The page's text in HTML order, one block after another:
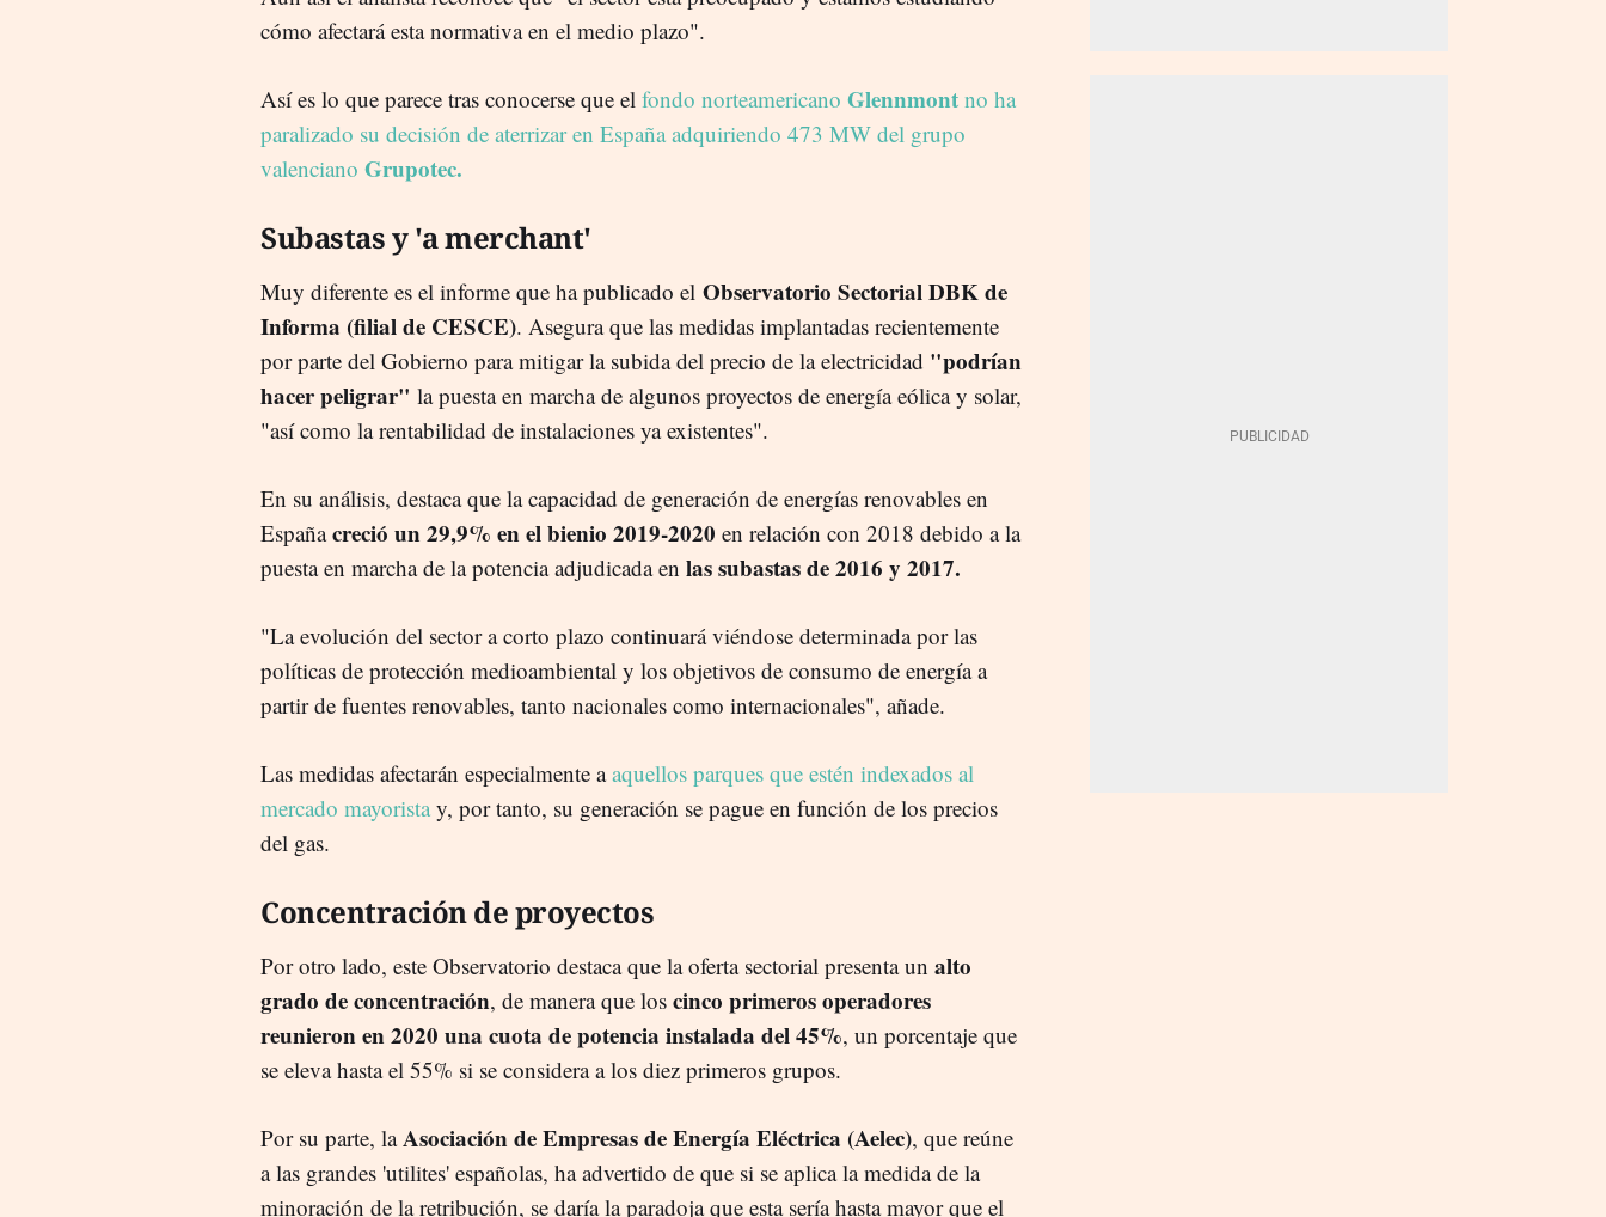
cómo afectará esta normativa en el medio plazo".
Así es lo que parece tras conocerse que el fondo norteamericano Glennmont no ha
paralizado su decisión de aterrizar en España adquiriendo 473 MW del grupo
valenciano Grupotec.
Subastas y 'a merchant'
Muy diferente es el informe que ha publicado el Observatorio Sectorial DBK de
Informa (filial de CESCE). Asegura que las medidas implantadas recientemente
por parte del Gobierno para mitigar la subida del precio de la electricidad "podrían
hacer peligrar" la puesta en marcha de algunos proyectos de energía eólica y solar,
"así como la rentabilidad de instalaciones ya existentes".
En su análisis, destaca que la capacidad de generación de energías renovables en
Españacreció un 29,9% en el bienio 2019-2020 en relación con 2018 debido a la
puesta en marcha de la potencia adjudicada en las subastas de 2016 y 2017.
"La evolución del sector a corto plazo continuará viéndose determinada por las
políticas de protección medioambiental y los objetivos de consumo de energía a
partir de fuentes renovables, tanto nacionales como internacionales", añade.
Las medidas afectarán especialmente aaquellos parques que estén indexados al
mercado mayoristay, por tanto, su generación se pague en función de los precios
del gas.
Concentración de proyectos
Por otro lado, este Observatorio destaca que la oferta sectorial presenta un alto
grado de concentración, de manera que los cinco primeros operadores
reunieron en 2020 una cuota de potencia instalada del 45%, un porcentaje que
se eleva hasta el 55% si se considera a los diez primeros grupos.
Por su parte, laAsociación de Empresas de Energía Eléctrica (Aelec), que reúne
a las grandes 'utilites' españolas, ha advertido de que si se aplica la medida de la
minoración de la retribución, se daría la paradoja que esta sería hasta mayor que el